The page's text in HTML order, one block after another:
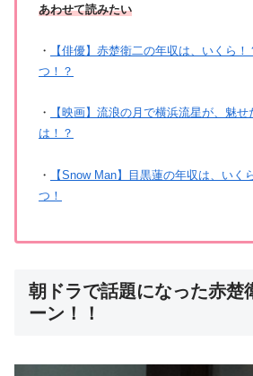
あわせて読みたい
・
【俳優】赤楚衛二の年収は、いくら
つ！？
・
【映画】流浪の月で横浜流星が、魅せ
は！？
・
【Snow Man】目黒蓮の年収は、いく
つ！
朝ドラで話題になった赤楚
ーン！！